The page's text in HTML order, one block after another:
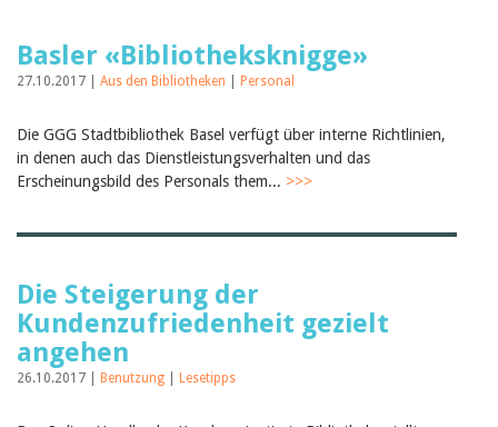
Basler «Bibliotheksknigge»
27.10.2017 | Aus den Bibliotheken Personal
Die GGG Stadtbibliothek Basel verfügt über interne Richtlinien,
in denen auch das Dienstleistungsverhalten und das
Erscheinungsbild des Personals them... >>>
Die Steigerung der
Kundenzufriedenheit gezielt
angehen
26.10.2017 | Benutzung Lesetipps